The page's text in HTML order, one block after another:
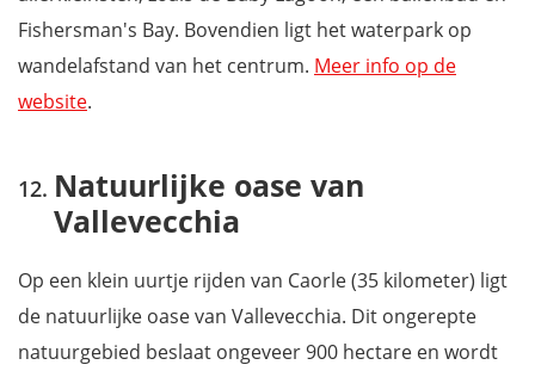
Fishersman's Bay. Bovendien ligt het waterpark op
wandelafstand van het centrum. Meer info op de
website.
Natuurlijke oase van
Vallevecchia
Op een klein uurtje rijden van Caorle (35 kilometer) ligt
de natuurlijke oase van Vallevecchia. Dit ongerepte
natuurgebied beslaat ongeveer 900 hectare en wordt